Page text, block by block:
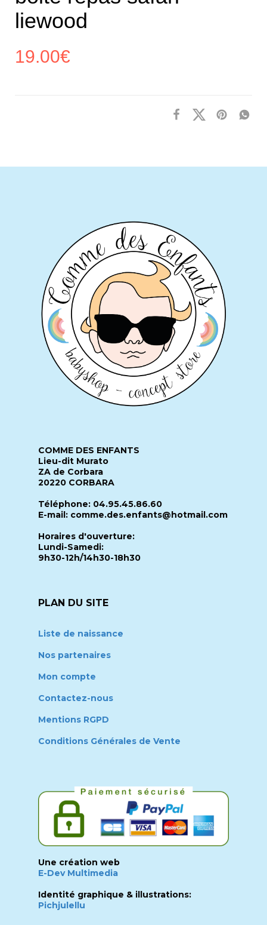
liewood
19.00€
COMME DES ENFANTS
Lieu-dit Murato
ZA de Corbara
20220 CORBARA
Téléphone: 04.95.45.86.60
E-mail: comme.des.enfants@hotmail.com
Horaires d'ouverture:
Lundi-Samedi:
9h30-12h/14h30-18h30
PLAN DU SITE
Liste de naissance
Nos partenaires
Mon compte
Contactez-nous
Mentions RGPD
Conditions Générales de Vente
Une création web
E-Dev Multimedia
Identité graphique & illustrations:
Pichjulellu